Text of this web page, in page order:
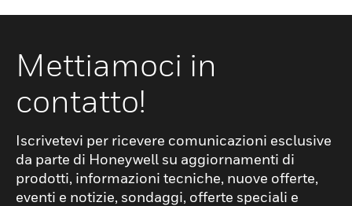
Mettiamoci in
contatto!
Iscrivetevi per ricevere comunicazioni esclusive
da parte di Honeywell su aggiornamenti di
prodotti, informazioni tecniche, nuove offerte,
eventi e notizie, sondaggi, offerte speciali e